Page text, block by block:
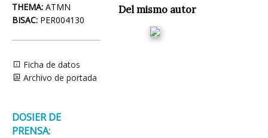
THEMA: ATMN
BISAC: PER004130
Ficha de datos
Archivo de portada
DOSIER DE
PRENSA:
Del mismo autor